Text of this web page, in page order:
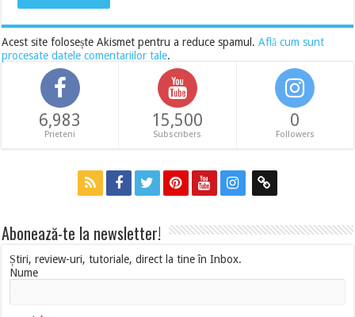
Acest site folosește Akismet pentru a reduce spamul.Află cum sunt
procesate datele comentariilor tale.
6,983
Prieteni
15,500
Subscribers
0
Followers
Abonează-te la newsletter!
Știri, review-uri, tutoriale, direct la tine în Inbox.
Nume